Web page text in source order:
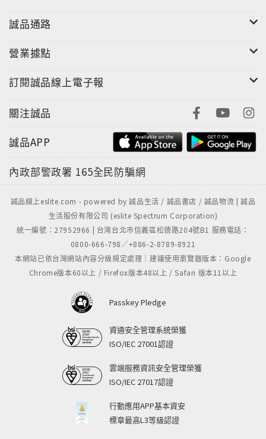
誠品通路
營業據點
訂閱誠品線上電子報
關注誠品
誠品APP
內政部警政署 165全民防騙網
誠品線上eslite.com - powered by 誠品生活 / 誠品書店 / 誠品物流 | 誠品
生活股份有限公司 (eslite Spectrum Corporation)
統一編號：27952966 | 台灣台北市信義區松德路204號B1 服務電話：
0800-666-798／+886-2-8789-8921
本網站已依台灣網站內容分級規定處理｜建議使用瀏覽器版本：Google
Chrome版本60以上 / Firefox版本48以上 / Safari 版本11以上
Passkey Pledge
資通安全管理系統榮獲
ISO/IEC 27001認證
雲端服務資訊安全管理榮獲
ISO/IEC 27017認證
行動應用APP基本資安
標章最高L3等級認證